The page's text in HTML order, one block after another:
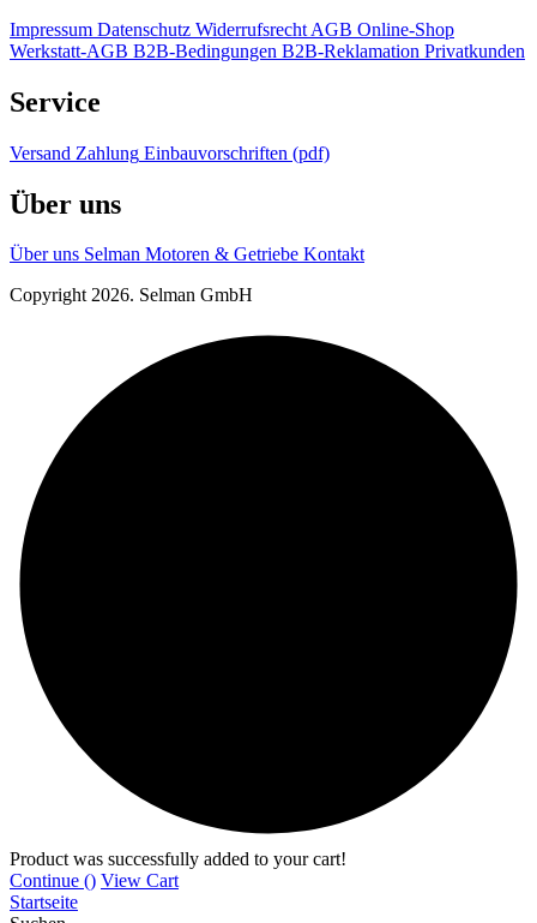
Impressum Datenschutz Widerrufsrecht AGB Online-Shop
Werkstatt-AGB B2B-Bedingungen B2B-Reklamation Privatkunden
Service
Versand Zahlung Einbauvorschriften (pdf)
Über uns
Über uns Selman Motoren & Getriebe Kontakt
Copyright 2026. Selman GmbH
Product was successfully added to your cart!
Continue () View Cart
Startseite